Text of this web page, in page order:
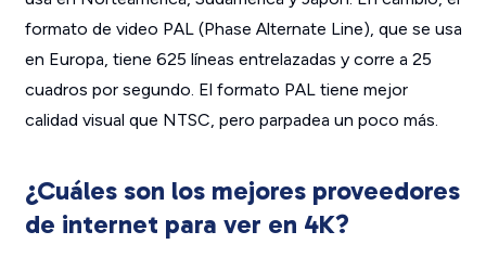
formato de video PAL (Phase Alternate Line), que se usa
en Europa, tiene 625 líneas entrelazadas y corre a 25
cuadros por segundo. El formato PAL tiene mejor
calidad visual que NTSC, pero parpadea un poco más.
¿Cuáles son los mejores proveedores
de internet para ver en 4K?